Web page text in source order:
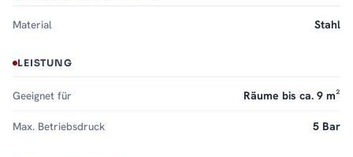
Material Stahl
LEISTUNG
Geeignet für Räume bis ca. 9 m²
Max. Betriebsdruck 5 Bar